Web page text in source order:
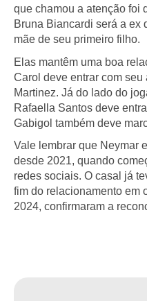
que chamou a atenção foi
Bruna Biancardi será a ex
mãe de seu primeiro filho.
Elas mantêm uma boa
Carol deve entrar com
Martinez. Já do lado do
Rafaella Santos deve
Gabigol também deve
Vale lembrar que Neymar
desde 2021, quando
redes sociais. O casal já
fim do relacionamento em
2024, confirmaram a